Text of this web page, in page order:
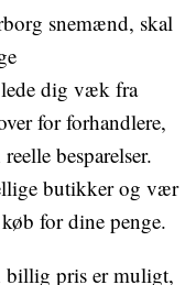
snemænd, skal
lede dig væk fra
for forhandlere,
besparelser.
butikker og vær
for dine penge.
pris er muligt,